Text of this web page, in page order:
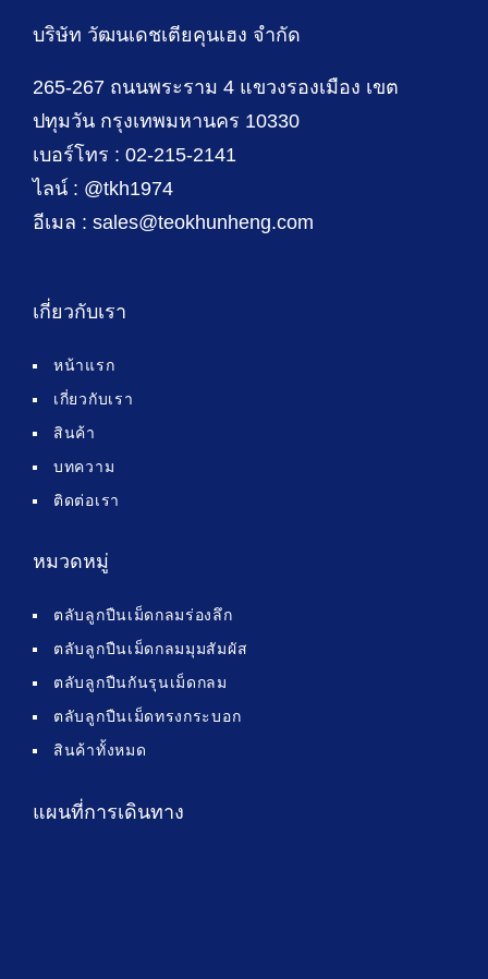
บริษัท วัฒนเดชเตียคุนเฮง จำกัด
265-267 ถนนพระราม 4 แขวงรองเมือง เขต
ปทุมวัน กรุงเทพมหานคร 10330
เบอร์โทร : 02-215-2141
ไลน์ : @tkh1974
อีเมล : sales@teokhunheng.com
เกี่ยวกับเรา
หน้าแรก
เกี่ยวกับเรา
สินค้า
บทความ
ติดต่อเรา
หมวดหมู่
ตลับลูกปืนเม็ดกลมร่องลึก
ตลับลูกปืนเม็ดกลมมุมสัมผัส
ตลับลูกปืนกันรุนเม็ดกลม
ตลับลูกปืนเม็ดทรงกระบอก
สินค้าทั้งหมด
แผนที่การเดินทาง